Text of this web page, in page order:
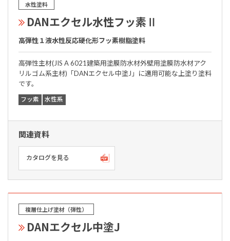
水性塗料
DANエクセル水性フッ素Ⅱ
高弾性１液水性反応硬化形フッ素樹脂塗料
高弾性主材(JIS A 6021建築用塗膜防水材外壁用塗膜防水材アク
リルゴム系主材)「DANエクセル中塗J」に適用可能な上塗り塗料
です。
フッ素 水性系
関連資料
カタログを見る
複層仕上げ塗材（弾性）
DANエクセル中塗J